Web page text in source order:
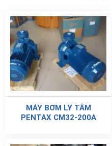
MÁY BƠM LY TÂM
PENTAX CM32-200A